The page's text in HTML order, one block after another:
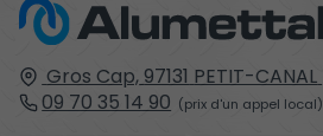
Gros Cap, 97131 PETIT-CANAL
09 70 35 14 90